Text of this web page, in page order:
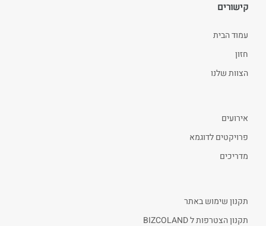
קישורים
עמוד הבית
חזון
הצוות שלנו
אירועים
פרויקטים לדוגמא
מדריכים
תקנון שימוש באתר
תקנון הצטרפות ל BIZCOLAND